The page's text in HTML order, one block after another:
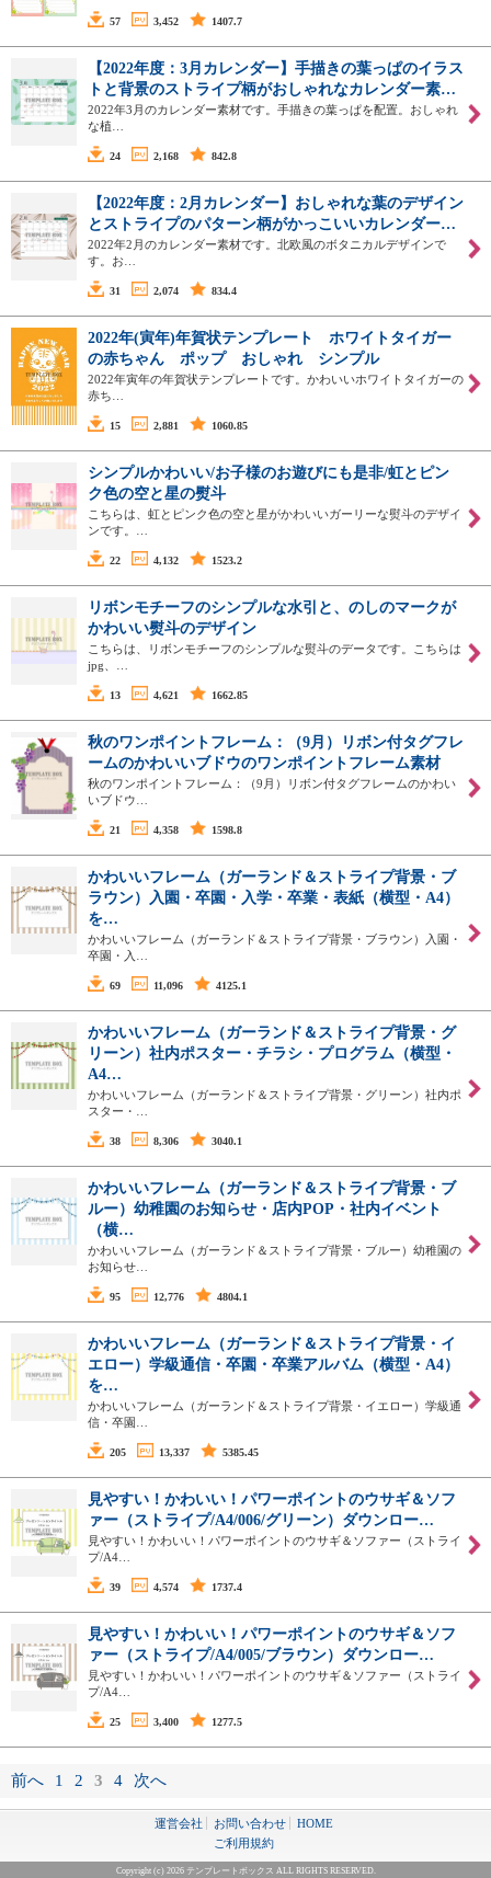
57 3,452 1407.7
【2022年度：3月カレンダー】手描きの葉っぱのイラス
トと背景のストライプ柄がおしゃれなカレンダー素…
2022年3月のカレンダー素材です。手描きの葉っぱを配置。おしゃれ
な植…
24 2,168 842.8
【2022年度：2月カレンダー】おしゃれな葉のデザイン
とストライプのパターン柄がかっこいいカレンダー…
2022年2月のカレンダー素材です。北欧風のボタニカルデザインで
す。お…
31 2,074 834.4
2022年(寅年)年賀状テンプレート ホワイトタイガー
の赤ちゃん ポップ おしゃれ シンプル
2022年寅年の年賀状テンプレートです。かわいいホワイトタイガーの
赤ち…
15 2,881 1060.85
シンプルかわいい/お子様のお遊びにも是非/虹とピン
ク色の空と星の熨斗
こちらは、虹とピンク色の空と星がかわいいガーリーな熨斗のデザイ
ンです。…
22 4,132 1523.2
リボンモチーフのシンプルな水引と、のしのマークが
かわいい熨斗のデザイン
こちらは、リボンモチーフのシンプルな熨斗のデータです。こちらは
jpg、…
13 4,621 1662.85
秋のワンポイントフレーム：（9月）リボン付タグフレ
ームのかわいいブドウのワンポイントフレーム素材
秋のワンポイントフレーム：（9月）リボン付タグフレームのかわい
いブドウ…
21 4,358 1598.8
かわいいフレーム（ガーランド＆ストライプ背景・ブ
ラウン）入園・卒園・入学・卒業・表紙（横型・A4）
を…
かわいいフレーム（ガーランド＆ストライプ背景・ブラウン）入園・
卒園・入…
69 11,096 4125.1
かわいいフレーム（ガーランド＆ストライプ背景・グ
リーン）社内ポスター・チラシ・プログラム（横型・
A4…
かわいいフレーム（ガーランド＆ストライプ背景・グリーン）社内ポ
スター・…
38 8,306 3040.1
かわいいフレーム（ガーランド＆ストライプ背景・ブ
ルー）幼稚園のお知らせ・店内POP・社内イベント
（横…
かわいいフレーム（ガーランド＆ストライプ背景・ブルー）幼稚園の
お知らせ…
95 12,776 4804.1
かわいいフレーム（ガーランド＆ストライプ背景・イ
エロー）学級通信・卒園・卒業アルバム（横型・A4）
を…
かわいいフレーム（ガーランド＆ストライプ背景・イエロー）学級通
信・卒園…
205 13,337 5385.45
見やすい！かわいい！パワーポイントのウサギ＆ソフ
ァー（ストライプ/A4/006/グリーン）ダウンロー…
見やすい！かわいい！パワーポイントのウサギ＆ソファー（ストライ
プ/A4…
39 4,574 1737.4
見やすい！かわいい！パワーポイントのウサギ＆ソフ
ァー（ストライプ/A4/005/ブラウン）ダウンロー…
見やすい！かわいい！パワーポイントのウサギ＆ソファー（ストライ
プ/A4…
25 3,400 1277.5
前へ 1 2 3 4 次へ
運営会社 お問い合わせ
HOME
ご利用規約
Copyright (c) 2026 テンプレートボックス ALL RIGHTS RESERVED.